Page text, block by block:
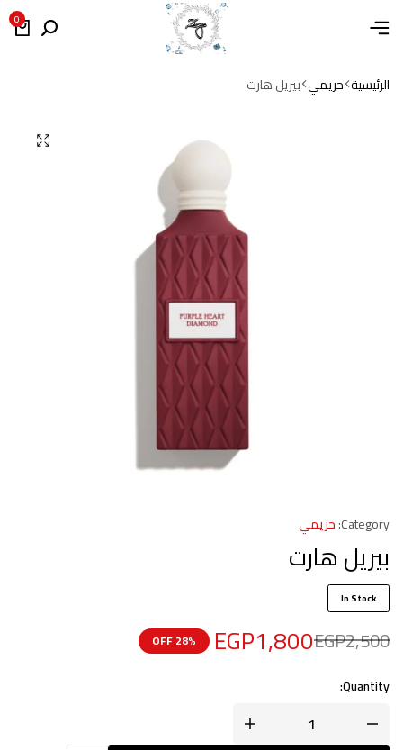
0
الرئيسية حريمي بيريل هارت
Category: حريمي
بيريل هارت
In Stock
EGP2,500
EGP1,800
28% OFF
Quantity: